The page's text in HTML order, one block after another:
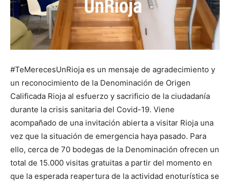
#TeMerecesUnRioja es un mensaje de agradecimiento y
un reconocimiento de la Denominación de Origen
Calificada Rioja al esfuerzo y sacrificio de la ciudadanía
durante la crisis sanitaria del Covid-19. Viene
acompañado de una invitación abierta a visitar Rioja una
vez que la situación de emergencia haya pasado. Para
ello, cerca de 70 bodegas de la Denominación ofrecen un
total de 15.000 visitas gratuitas a partir del momento en
que la esperada reapertura de la actividad enoturística se